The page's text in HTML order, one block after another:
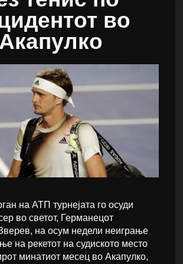
во
Акапулко
на АТП турнејата го осуди
во светот, Германецот
на осум недели неиграње
на рекетот на судиското место
минатиот месец во Акапулко,